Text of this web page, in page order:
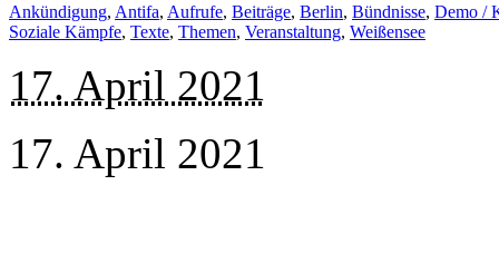
Ankündigung, Antifa, Aufrufe, Beiträge, Berlin, Bündnisse, Demo /
Soziale Kämpfe, Texte, Themen, Veranstaltung, Weißensee
17. April 2021
17. April 2021